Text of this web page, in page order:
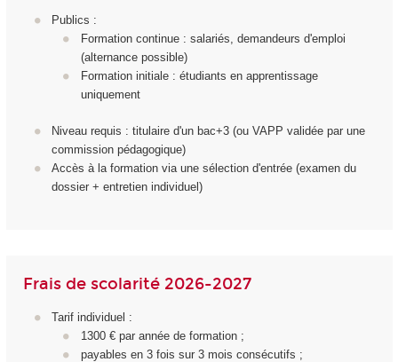
Publics :
Formation continue : salariés, demandeurs d'emploi
(alternance possible)
Formation initiale : étudiants en apprentissage
uniquement
Niveau requis : titulaire d'un bac+3 (ou VAPP validée par une
commission pédagogique)
Accès à la formation via une sélection d'entrée (examen du
dossier + entretien individuel)
Frais de scolarité 2026-2027
Tarif individuel :
1300 € par année de formation ;
payables en 3 fois sur 3 mois consécutifs ;